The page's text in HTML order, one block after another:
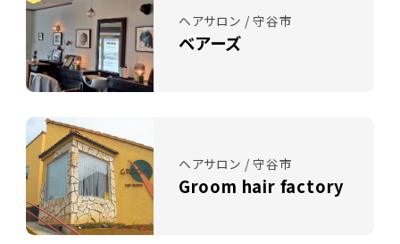
ヘアサロン / 守谷市
ベアーズ
ヘアサロン / 守谷市
Groom hair factory